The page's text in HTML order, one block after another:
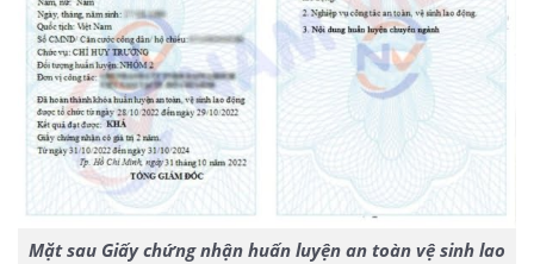
Mặt sau Giấy chứng nhận huấn luyện an toàn vệ sinh lao